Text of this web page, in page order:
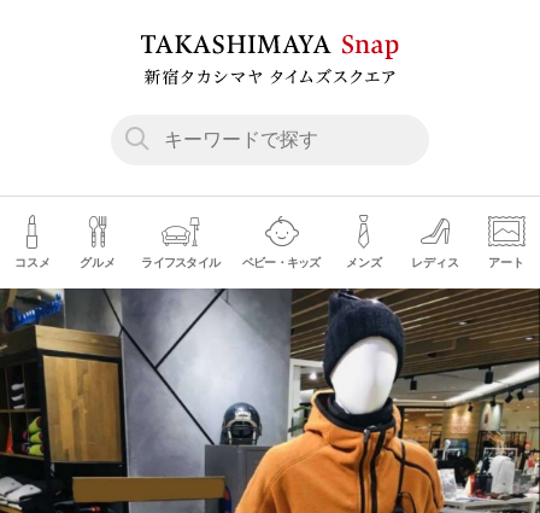
コスメ グルメ ライフスタイル ベビー・キッズ メンズ レディス アート